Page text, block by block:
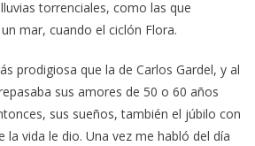
torrenciales, como las que
mar, cuando el ciclón Flora.
prodigiosa que la de Carlos Gardel, y al
sus amores de 50 o 60 años
sus sueños, también el júbilo con
la vida le dio. Una vez me habló del día